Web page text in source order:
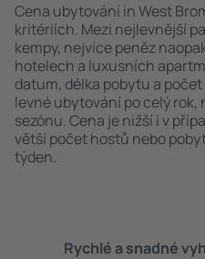
Cena ubytování in West
kritériích. Mezi nejlevnější
kempy, nejvíce peněz
hotelech a luxusních
datum, délka pobytu a
levné ubytování po celý rok,
sezónu. Cena je nižší i v
větší počet hostů nebo
týden.
Rychlé a snadné